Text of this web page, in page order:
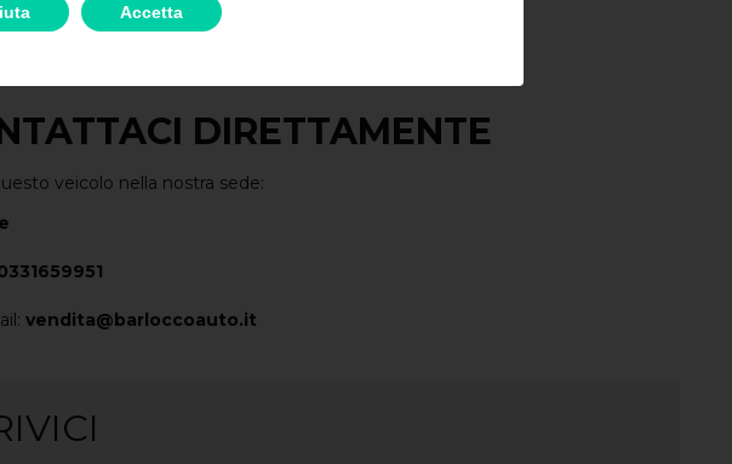
-manuale (6)
DIRETTAMENTE
veicolo nella nostra sede:
vendita@barloccoauto.it
Accetta